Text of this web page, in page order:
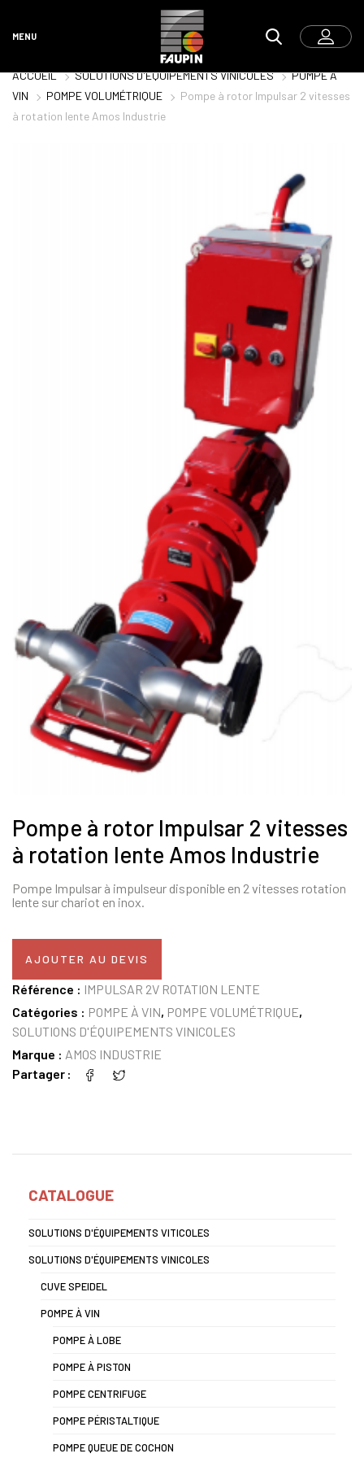
MENU
ACCUEIL SOLUTIONS D'ÉQUIPEMENTS VINICOLES
POMPE À
VIN
POMPE VOLUMÉTRIQUE
Pompe à rotor Impulsar 2 vitesses
à rotation lente Amos Industrie
Pompe à rotor Impulsar 2 vitesses
à rotation lente Amos Industrie
Pompe Impulsar à impulseur disponible en 2 vitesses rotation
lente sur chariot en inox.
AJOUTER AU DEVIS
Référence : IMPULSAR 2V ROTATION LENTE
Catégories : POMPE À VIN, POMPE VOLUMÉTRIQUE,
SOLUTIONS D'ÉQUIPEMENTS VINICOLES
Marque : AMOS INDUSTRIE
Partager
CATALOGUE
SOLUTIONS D'ÉQUIPEMENTS VITICOLES
SOLUTIONS D'ÉQUIPEMENTS VINICOLES
CUVE SPEIDEL
POMPE À VIN
POMPE À LOBE
POMPE À PISTON
POMPE CENTRIFUGE
POMPE PÉRISTALTIQUE
POMPE QUEUE DE COCHON